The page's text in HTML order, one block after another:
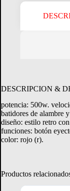
DESCRIPCION &
potencia: 500w.
batidores de alambre
diseño: estilo retro
funciones: botón
color: rojo (r).
Productos